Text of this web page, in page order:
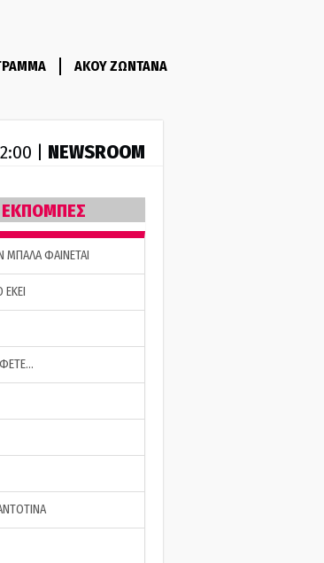
ΑΚΟΥ ΖΩΝΤΑΝΑ
| NEWSROOM
ΕΚΠΟΜΠΕΣ
ΜΠΑΛΑ ΦΑΙΝΕΤΑΙ